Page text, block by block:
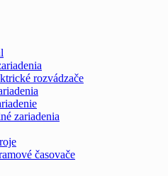
rozvádzače
zariadenia
časovače